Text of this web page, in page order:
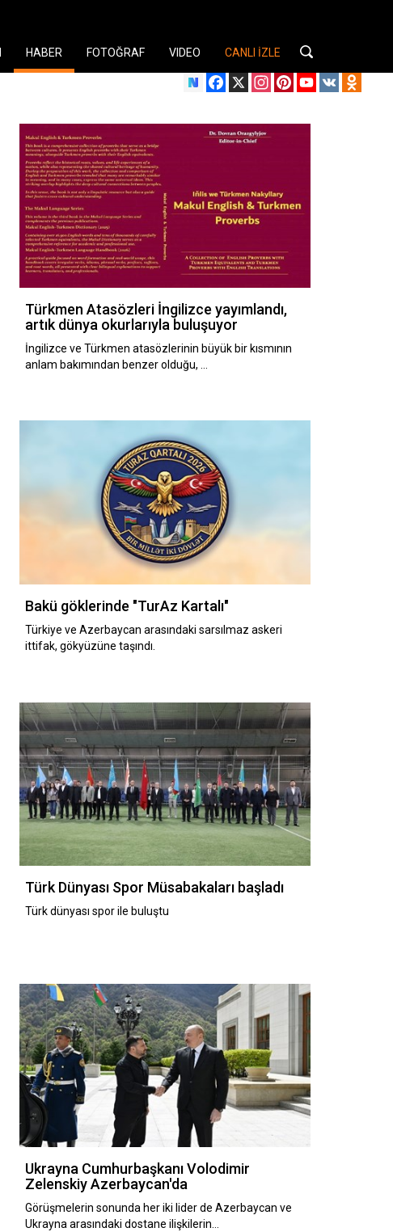
Facebook
X Instagram
PinterestYouTube
VK
HABER FOTOĞRAF VIDEO CANLI İZLE
Türkmen Atasözleri İngilizce yayımlandı,
artık dünya okurlarıyla buluşuyor
İngilizce ve Türkmen atasözlerinin büyük bir kısmının
anlam bakımından benzer olduğu, …
Bakü göklerinde "TurAz Kartalı"
Türkiye ve ​​​​​​​Azerbaycan arasındaki sarsılmaz askeri
ittifak, gökyüzüne taşındı.
Türk Dünyası Spor Müsabakaları başladı
Türk dünyası spor ile buluştu
Ukrayna Cumhurbaşkanı Volodimir
Zelenskiy Azerbaycan'da
Görüşmelerin sonunda her iki lider de Azerbaycan ve
Ukrayna arasındaki dostane ilişkilerin…